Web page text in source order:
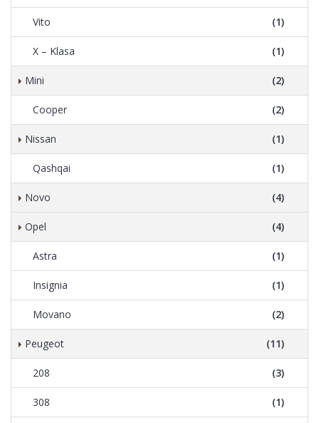
Vito (1)
X – Klasa (1)
Mini (2)
Cooper (2)
Nissan (1)
Qashqai (1)
Novo (4)
Opel (4)
Astra (1)
Insignia (1)
Movano (2)
Peugeot (11)
208 (3)
308 (1)